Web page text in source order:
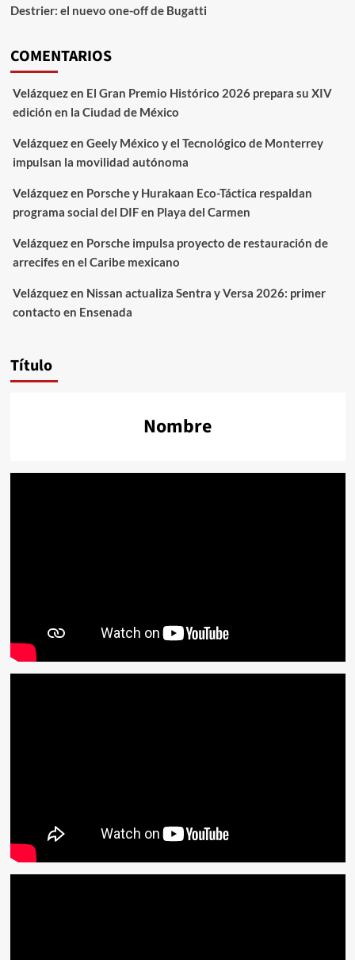
Destrier: el nuevo one-off de Bugatti
COMENTARIOS
Velázquezen El Gran Premio Histórico 2026 prepara su XIV
edición en la Ciudad de México
Velázquezen Geely México y el Tecnológico de Monterrey
impulsan la movilidad autónoma
Velázquezen Porsche y Hurakaan Eco-Táctica respaldan
programa social del DIF en Playa del Carmen
Velázquezen Porsche impulsa proyecto de restauración de
arrecifes en el Caribe mexicano
Velázquezen Nissan actualiza Sentra y Versa 2026: primer
contacto en Ensenada
Título
Nombre